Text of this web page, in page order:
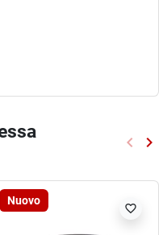
keyboard_arrow_left keyboard_arrow_right
Nuovo
favorite_border